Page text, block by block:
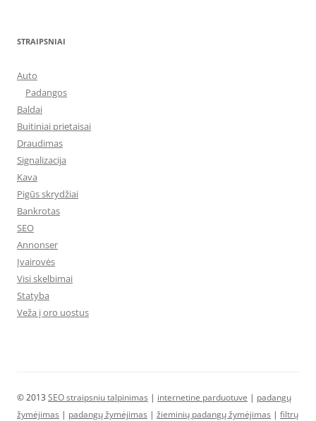
STRAIPSNIAI
Auto
Padangos
Baldai
Buitiniai prietaisai
Draudimas
Signalizacija
Kava
Pigūs skrydžiai
Bankrotas
SEO
Annonser
Įvairovės
Visi skelbimai
Statyba
Veža į oro uostus
© 2013 SEO straipsniu talpinimas | internetine parduotuve | padangų
žymėjimas | padangų žymėjimas | žieminių padangų žymėjimas | filtrų